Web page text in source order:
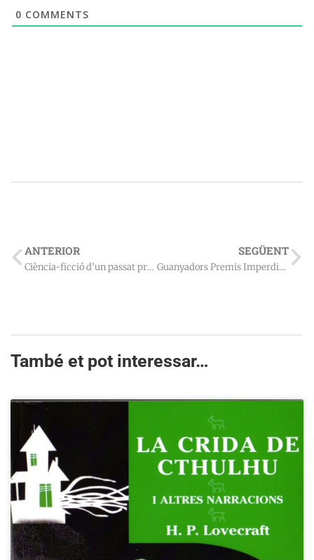
0 COMMENTS
ANTERIOR
Ciència-ficció d’un passat pròxim
SEGÜENT
Guanyadors Premis Imperdible 2023
També et pot interessar…